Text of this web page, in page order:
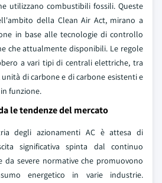
utilizzano combustibili fossili. Queste
della Clean Air Act, mirano a
in base alle tecnologie di controllo
che attualmente disponibili. Le regole
a vari tipi di centrali elettriche, tra
di carbone e di carbone esistenti e
funzione.
le tendenze del mercato
degli azionamenti AC è attesa di
significativa spinta dal continuo
da severe normative che promuovono
energetico in varie industrie.